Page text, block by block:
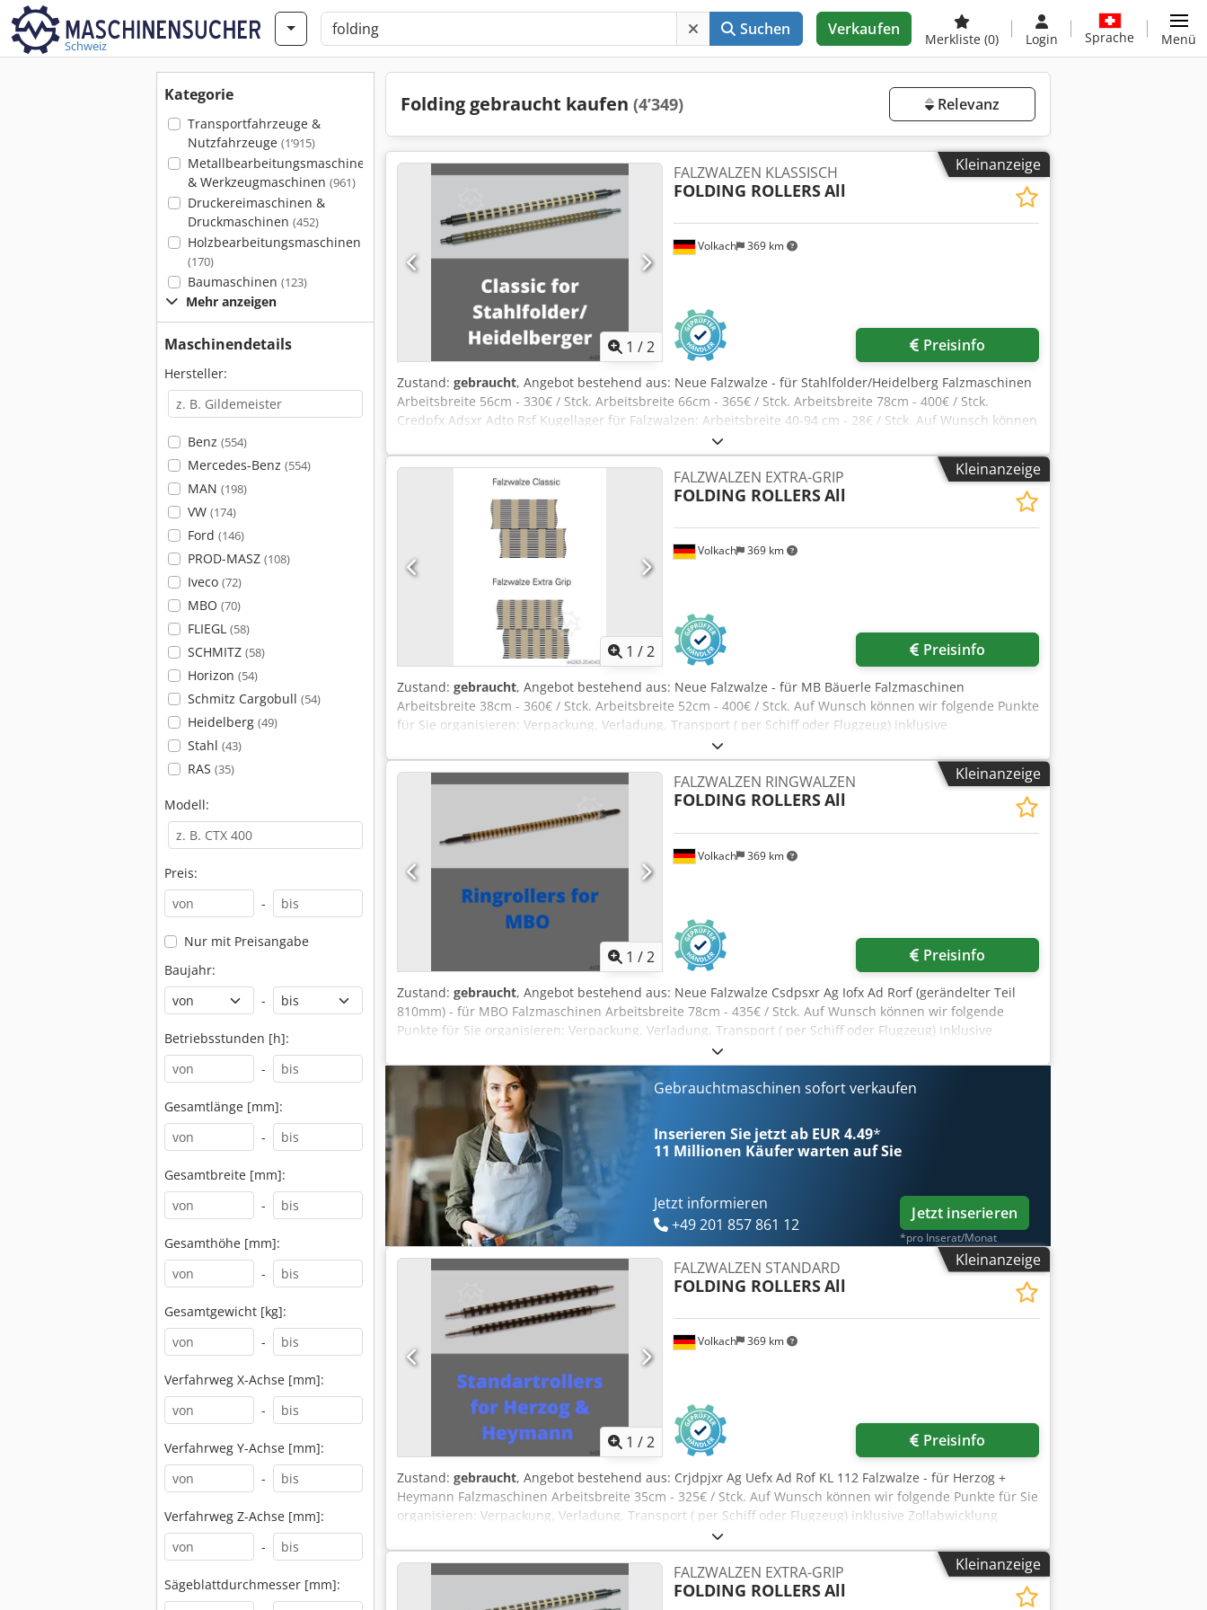
Schweiz
Suchen Verkaufen
Merkliste (0) Login Sprache Menü
Kategorie
Transportfahrzeuge &
Nutzfahrzeuge (1’915)
Metallbearbeitungsmaschinen
& Werkzeugmaschinen (961)
Druckereimaschinen &
Druckmaschinen (452)
Holzbearbeitungsmaschinen
(170)
Baumaschinen (123)
Mehr anzeigen
Maschinendetails
Hersteller:
Benz (554)
Mercedes-Benz (554)
MAN (198)
VW (174)
Ford (146)
PROD-MASZ (108)
Iveco (72)
MBO (70)
FLIEGL (58)
SCHMITZ (58)
Horizon (54)
Schmitz Cargobull (54)
Heidelberg (49)
Stahl (43)
RAS (35)
Modell:
Preis:
-
Nur mit Preisangabe
Baujahr:
-
Betriebsstunden [h]:
-
Gesamtlänge [mm]:
-
Gesamtbreite [mm]:
-
Gesamthöhe [mm]:
-
Gesamtgewicht [kg]:
-
Verfahrweg X-Achse [mm]:
-
Verfahrweg Y-Achse [mm]:
-
Verfahrweg Z-Achse [mm]:
-
Sägeblattdurchmesser [mm]:
Folding gebraucht kaufen (4’349) Relevanz
Kleinanzeige
1 /2
Volkach 369 km
FALZWALZEN KLASSISCH
FOLDING ROLLERSAll
Preisinfo
Zustand: gebraucht, Angebot bestehend aus: Neue Falzwalze - für Stahlfolder/Heidelberg Falzmaschinen
Arbeitsbreite 56cm - 330€ / Stck. Arbeitsbreite 66cm - 365€ / Stck. Arbeitsbreite 78cm - 400€ / Stck.
Credpfx Adsxr Adto Rsf Kugellager für Falzwalzen: Arbeitsbreite 40-94 cm - 28€ / Stck. Auf Wunsch können
wir folgende Punkte für Sie organisieren: Verpackung, Verladung, Transport ( per Schiff oder Flugzeug)
inklusive Zollabwicklung Einholen eines Leasing Angebotes
Kleinanzeige
1 /2
Volkach 369 km
FALZWALZEN EXTRA-GRIP
FOLDING ROLLERSAll
Preisinfo
Zustand: gebraucht, Angebot bestehend aus: Neue Falzwalze - für MB Bäuerle Falzmaschinen
Arbeitsbreite 38cm - 360€ / Stck. Arbeitsbreite 52cm - 400€ / Stck. Auf Wunsch können wir folgende Punkte
für Sie organisieren: Verpackung, Verladung, Transport ( per Schiff oder Flugzeug) inklusive
Zollabwicklung Einholen eines Leasing Angebotes Cedoxr Adyopfx Ad Rerf
Kleinanzeige
1 /2
Volkach 369 km
FALZWALZEN RINGWALZEN
FOLDING ROLLERSAll
Preisinfo
Zustand: gebraucht, Angebot bestehend aus: Neue Falzwalze Csdpsxr Ag Iofx Ad Rorf (gerändelter Teil
810mm) - für MBO Falzmaschinen Arbeitsbreite 78cm - 435€ / Stck. Auf Wunsch können wir folgende
Punkte für Sie organisieren: Verpackung, Verladung, Transport ( per Schiff oder Flugzeug) inklusive
Gebrauchtmaschinen sofort verkaufen
Inserieren Sie jetzt ab EUR 4.49*
11 Millionen Käufer warten auf Sie
Jetzt informieren
+49 201 857 861 12
Jetzt inserieren
*pro Inserat/Monat
Kleinanzeige
1 /2
Volkach 369 km
FALZWALZEN STANDARD
FOLDING ROLLERSAll
Preisinfo
Zustand: gebraucht, Angebot bestehend aus: Crjdpjxr Ag Uefx Ad Rof KL 112 Falzwalze - für Herzog +
Heymann Falzmaschinen Arbeitsbreite 35cm - 325€ / Stck. Auf Wunsch können wir folgende Punkte für Sie
organisieren: Verpackung, Verladung, Transport ( per Schiff oder Flugzeug) inklusive Zollabwicklung
Kleinanzeige
FALZWALZEN EXTRA-GRIP
FOLDING ROLLERSAll